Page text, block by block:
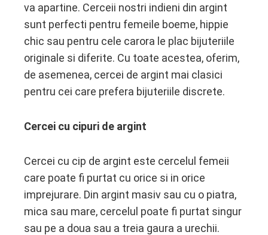
va apartine. Cerceii nostri indieni din argint
sunt perfecti pentru femeile boeme, hippie
chic sau pentru cele carora le plac bijuteriile
originale si diferite. Cu toate acestea, oferim,
de asemenea, cercei de argint mai clasici
pentru cei care prefera bijuteriile discrete.
Cercei cu cipuri de argint
Cercei cu cip de argint este cercelul femeii
care poate fi purtat cu orice si in orice
imprejurare. Din argint masiv sau cu o piatra,
mica sau mare, cercelul poate fi purtat singur
sau pe a doua sau a treia gaura a urechii.